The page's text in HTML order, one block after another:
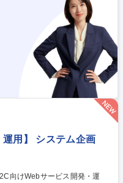
性化される様、新規参入の事
増やして参ります。■サーキ
ァンが楽しめる環境づくりを進
運用】 システム企画